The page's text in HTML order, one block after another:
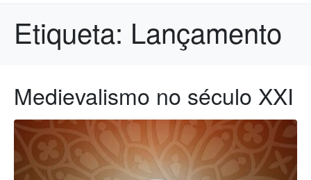
Etiqueta: Lançamento
Medievalismo no século XXI